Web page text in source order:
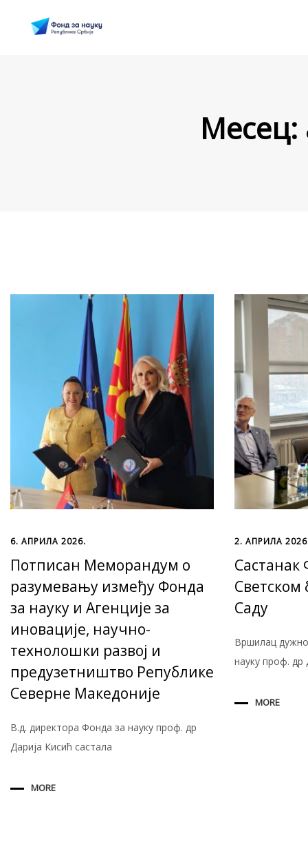
Месец:
6. АПРИЛА 2026.
Потписан Меморандум о
разумевању између Фонда
за науку и Агенције за
иновације, научно-
технолошки развој и
предузетништво Републике
Северне Македоније
В.д. директора Фонда за науку проф. др
Дарија Кисић састала
MORE
2. АПРИЛА
Састанак
Саду
Вршилац
науку проф. др
MORE